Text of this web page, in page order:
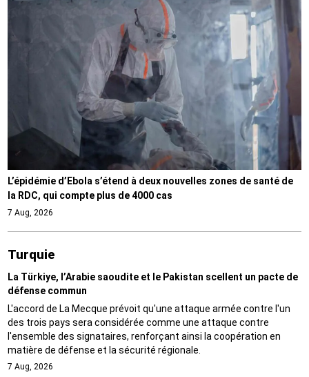
L’épidémie d’Ebola s’étend à deux nouvelles zones de santé de
la RDC, qui compte plus de 4000 cas
7 Aug, 2026
Turquie
La Türkiye, l’Arabie saoudite et le Pakistan scellent un pacte de
défense commun
L'accord de La Mecque prévoit qu'une attaque armée contre l'un
des trois pays sera considérée comme une attaque contre
l'ensemble des signataires, renforçant ainsi la coopération en
matière de défense et la sécurité régionale.
7 Aug, 2026